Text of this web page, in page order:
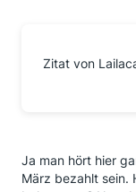
Zitat von
Ja man hört hier
März bezahlt sein.